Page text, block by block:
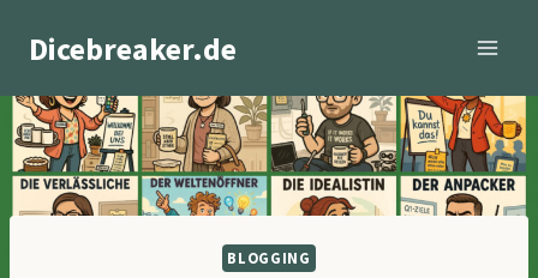
InhaltDicebreaker.de
BLOGGING